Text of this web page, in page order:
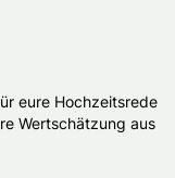
eure Hochzeitsrede
Wertschätzung aus